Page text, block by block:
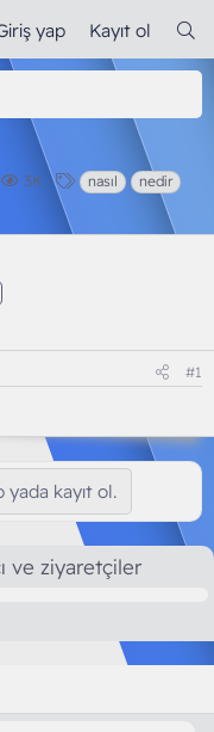
yap Kayıt ol
G
e
3K
E
r
nasıl
nedir
#1
kayıt ol.
ve ziyaretçiler